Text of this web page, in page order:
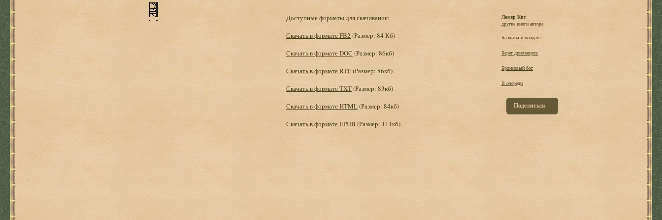
Доступные форматы для скачивания:
Скачать в формате FB2 (Размер: 84 Кб)
Скачать в формате DOC (Размер: 86кб)
Скачать в формате RTF(Размер: 86кб)
Скачать в формате TXT(Размер: 83кб)
Скачать в формате HTML(Размер: 84кб)
Скачать в формате EPUB (Размер: 111кб)
Ломер Кит
другие книги автора:
Бандиты и мандаты
Берег динозавров
Бронзовый бог
В очереди
Поделиться